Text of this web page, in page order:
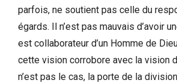
parfois, ne soutient pas celle du
égards. Il n’est pas mauvais d’avoir
est collaborateur d’un Homme de
cette vision corrobore avec la vision
n’est pas le cas, la porte de la